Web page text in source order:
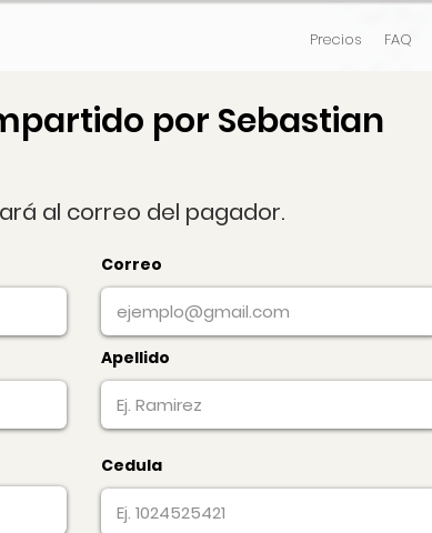
Precios FAQ
por Sebastian
al correo del pagador.
Correo
Apellido
Cedula